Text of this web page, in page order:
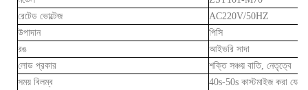
রেটেড ভোল্টেজ
AC220V/50HZ
উপাদান
পিসি
রঙ
আইভরি সাদা
লোড প্রকার
শক্তি সঞ্চয় বাতি, নেতৃত্বে
সময় বিলম্ব
40s-50s কাস্টমাইজ করা যেতে